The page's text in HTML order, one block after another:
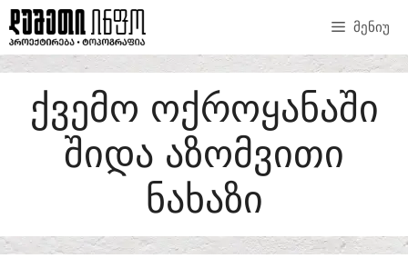
SKIP
TO
CONTENT
ᲛᲔᲜᲘᲣ
ᲥᲕᲔᲛᲝ ᲝᲥᲠᲝᲧᲐᲜᲐᲨᲘ
ᲨᲘᲓᲐ ᲐᲖᲝᲛᲕᲘᲗᲘ
ᲜᲐᲮᲐᲖᲘ